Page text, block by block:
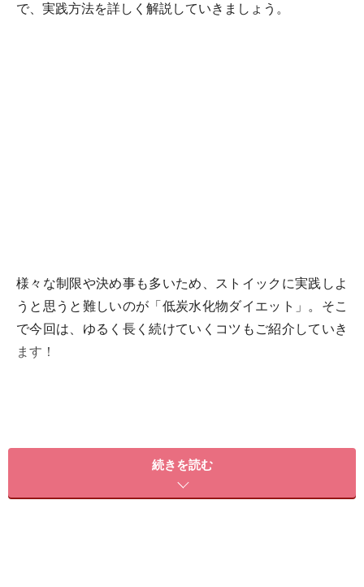
で、実践方法を詳しく解説していきましょう。
様々な制限や決め事も多いため、ストイックに実践しよ
うと思うと難しいのが「低炭水化物ダイエット」。そこ
で今回は、ゆるく長く続けていくコツもご紹介していき
ます！
「低炭水化物ダイエット」の実践方法
アトキンス博士が提唱する「低炭水化物ダイエット」
続きを読む